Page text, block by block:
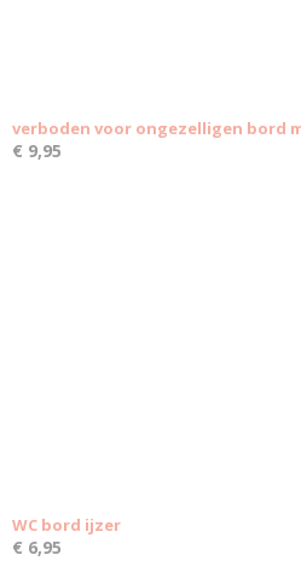
verboden voor ongezelligen bord
€ 9,95
WC bord ijzer
€ 6,95